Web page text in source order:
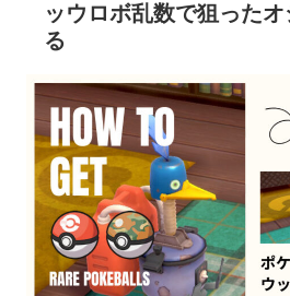
ッウロボ乱数で狙った
る